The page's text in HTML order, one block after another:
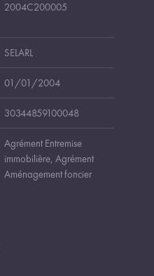
2004C200005
SELARL
01/01/2004
30344859100048
Agrément Entremise
immobilière, Agrément
Aménagement foncier